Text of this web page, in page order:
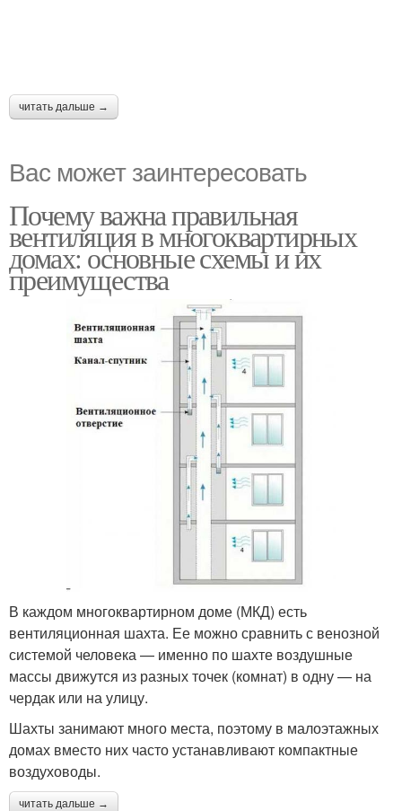
читать дальше →
Вас может заинтересовать
Почему важна правильная
вентиляция в многоквартирных
домах: основные схемы и их
преимущества
В каждом многоквартирном доме (МКД) есть
вентиляционная шахта. Ее можно сравнить с венозной
системой человека — именно по шахте воздушные
массы движутся из разных точек (комнат) в одну — на
чердак или на улицу.
Шахты занимают много места, поэтому в малоэтажных
домах вместо них часто устанавливают компактные
воздуховоды.
читать дальше →